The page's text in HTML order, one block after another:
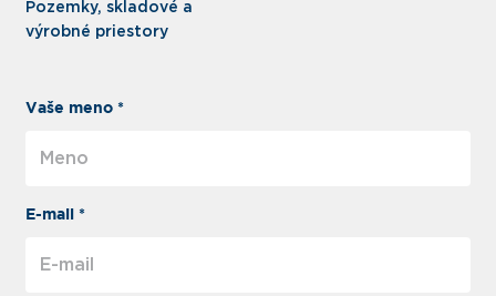
Pozemky, skladové a
výrobné priestory
Vaše meno *
E-mail *